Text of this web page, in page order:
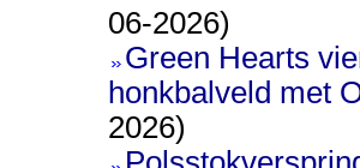
06-2026)
Green Hearts
honkbalveld met
2026)